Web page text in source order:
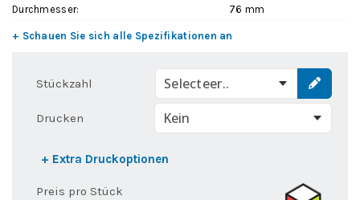
Durchmesser:
76 mm
+ Schauen Sie sich alle Spezifikationen an
Stückzahl Selecteer..
Drucken
+ Extra Druckoptionen
Preis pro Stück